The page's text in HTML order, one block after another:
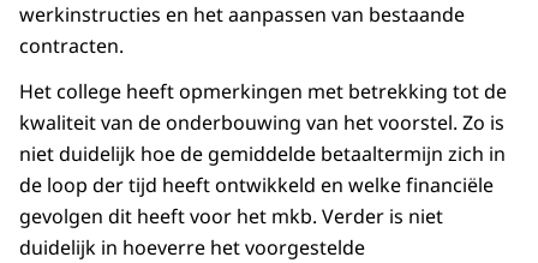
werkinstructies en het aanpassen van bestaande
contracten.
Het college heeft opmerkingen met betrekking tot de
kwaliteit van de onderbouwing van het voorstel. Zo is
niet duidelijk hoe de gemiddelde betaaltermijn zich in
de loop der tijd heeft ontwikkeld en welke financiële
gevolgen dit heeft voor het mkb. Verder is niet
duidelijk in hoeverre het voorgestelde